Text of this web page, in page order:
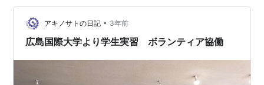
型）が運営する三迫農園にブルーベリーの摘み取り作業
に行くので、収穫用のカゴや飲み物を準備…
アキノサトの日記 • 3年前
広島国際大学より学生実習 ボランティア協働